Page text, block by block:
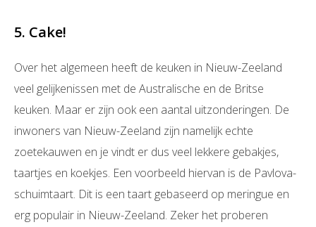
5. Cake!
Over het algemeen heeft de keuken in Nieuw-Zeeland
veel gelijkenissen met de Australische en de Britse
keuken. Maar er zijn ook een aantal uitzonderingen. De
inwoners van Nieuw-Zeeland zijn namelijk echte
zoetekauwen en je vindt er dus veel lekkere gebakjes,
taartjes en koekjes. Een voorbeeld hiervan is de Pavlova-
schuimtaart. Dit is een taart gebaseerd op meringue en
erg populair in Nieuw-Zeeland. Zeker het proberen